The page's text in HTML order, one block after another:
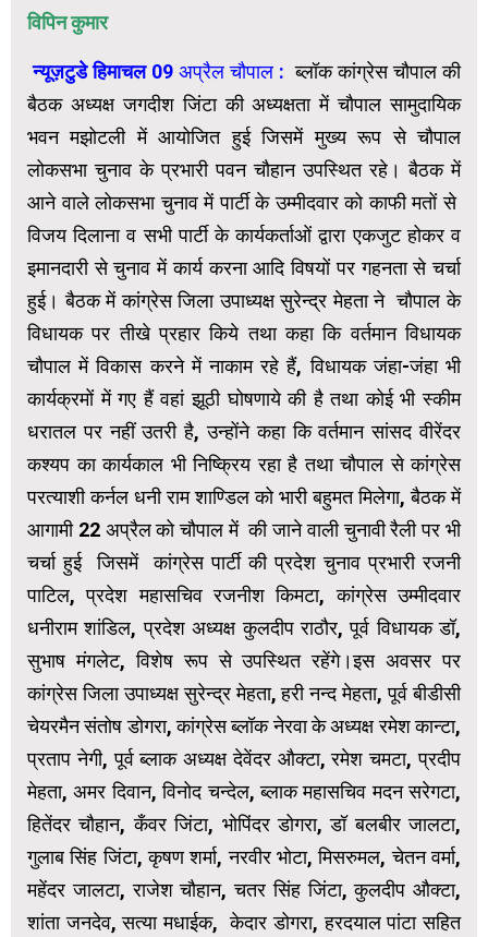
विपिन कुमार
न्यूज़टुडे हिमाचल 09 अप्रैल चौपाल : ब्लॉक कांग्रेस चौपाल की
बैठक अध्यक्ष जगदीश जिंटा की अध्यक्षता में चौपाल सामुदायिक
भवन मझोटली में आयोजित हुई जिसमें मुख्य रूप से चौपाल
लोकसभा चुनाव के प्रभारी पवन चौहान उपस्थित रहे। बैठक में
आने वाले लोकसभा चुनाव में पार्टी के उम्मीदवार को काफी मतों से
विजय दिलाना व सभी पार्टी के कार्यकर्ताओं द्वारा एकजुट होकर व
इमानदारी से चुनाव में कार्य करना आदि विषयों पर गहनता से चर्चा
हुई। बैठक में कांग्रेस जिला उपाध्यक्ष सुरेन्द्र मेहता ने चौपाल के
विधायक पर तीखे प्रहार किये तथा कहा कि वर्तमान विधायक
चौपाल में विकास करने में नाकाम रहे हैं, विधायक जंहा-जंहा भी
कार्यक्रमों में गए हैं वहां झूठी घोषणाये की है तथा कोई भी स्कीम
धरातल पर नहीं उतरी है, उन्होंने कहा कि वर्तमान सांसद वीरेंदर
कश्यप का कार्यकाल भी निष्क्रिय रहा है तथा चौपाल से कांग्रेस
परत्याशी कर्नल धनी राम शाण्डिल को भारी बहुमत मिलेगा,बैठक में
आगामी 22 अप्रैल को चौपाल में की जाने वाली चुनावी रैली पर भी
चर्चा हुई जिसमें कांग्रेस पार्टी की प्रदेश चुनाव प्रभारी रजनी
पाटिल, प्रदेश महासचिव रजनीश किमटा, कांग्रेस उम्मीदवार
धनीराम शांडिल, प्रदेश अध्यक्ष कुलदीप राठौर, पूर्व विधायक डॉ,
सुभाष मंगलेट, विशेष रूप से उपस्थित रहेंगे।इस अवसर पर
कांग्रेस जिला उपाध्यक्ष सुरेन्द्र मेहता, हरी नन्द मेहता, पूर्व बीडीसी
चेयरमैन संतोष डोगरा, कांग्रेस ब्लॉक नेरवा के अध्यक्ष रमेश कान्टा,
प्रताप नेगी, पूर्व ब्लाक अध्यक्ष देवेंदर औक्टा, रमेश चमटा, प्रदीप
मेहता, अमर दिवान, विनोद चन्देल, ब्लाक महासचिव मदन सरेगटा,
हितेंदर चौहान, कँवर जिंटा, भोपिंदर डोगरा, डॉ बलबीर जालटा,
गुलाब सिंह जिंटा, कृषण शर्मा, नरवीर भोटा, मिसरुमल, चेतन वर्मा,
महेंदर जालटा, राजेश चौहान, चतर सिंह जिंटा, कुलदीप औक्टा,
शांता जनदेव, सत्या मधाईक, केदार डोगरा, हरदयाल पांटा सहित